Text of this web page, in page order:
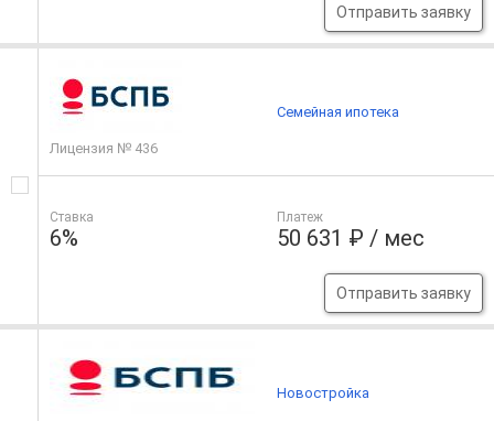
Отправить заявку
Лицензия № 436
Ставка
6%
Платеж
50 631 ₽ / мес
Отправить заявку
Семейная ипотека
Новостройка